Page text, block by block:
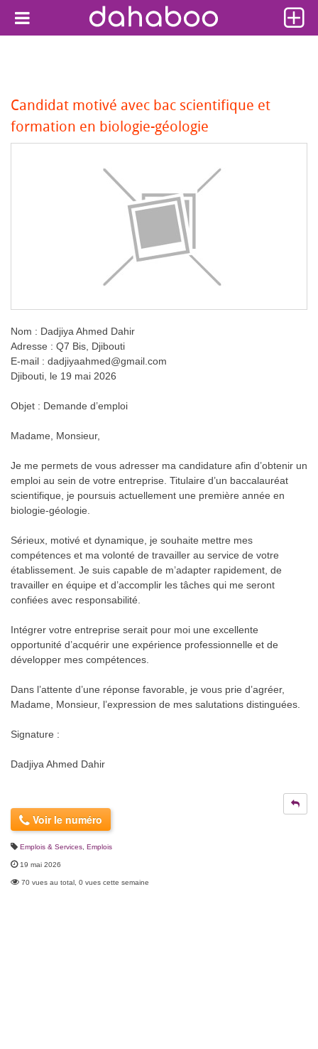
Candidat motivé avec bac scientifique et
formation en biologie-géologie
Nom : Dadjiya Ahmed Dahir
Adresse : Q7 Bis, Djibouti
E-mail : dadjiyaahmed@gmail.com
Djibouti, le 19 mai 2026
Objet : Demande d’emploi
Madame, Monsieur,
Je me permets de vous adresser ma candidature afin d’obtenir un
emploi au sein de votre entreprise. Titulaire d’un baccalauréat
scientifique, je poursuis actuellement une première année en
biologie-géologie.
Sérieux, motivé et dynamique, je souhaite mettre mes
compétences et ma volonté de travailler au service de votre
établissement. Je suis capable de m’adapter rapidement, de
travailler en équipe et d’accomplir les tâches qui me seront
confiées avec responsabilité.
Intégrer votre entreprise serait pour moi une excellente
opportunité d’acquérir une expérience professionnelle et de
développer mes compétences.
Dans l’attente d’une réponse favorable, je vous prie d’agréer,
Madame, Monsieur, l’expression de mes salutations distinguées.
Signature :
Dadjiya Ahmed Dahir
Voir le numéro
Emplois & Services Emplois
19 mai 2026
70 vues au total, 0 vues cette semaine